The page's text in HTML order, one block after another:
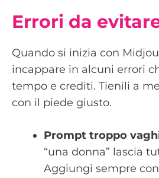
Errori da
Quando si inizia con
incappare in alcuni errori
tempo e crediti. Tienili a
con il piede giusto.
Prompt troppo
“una donna” lascia
Aggiungi sempre